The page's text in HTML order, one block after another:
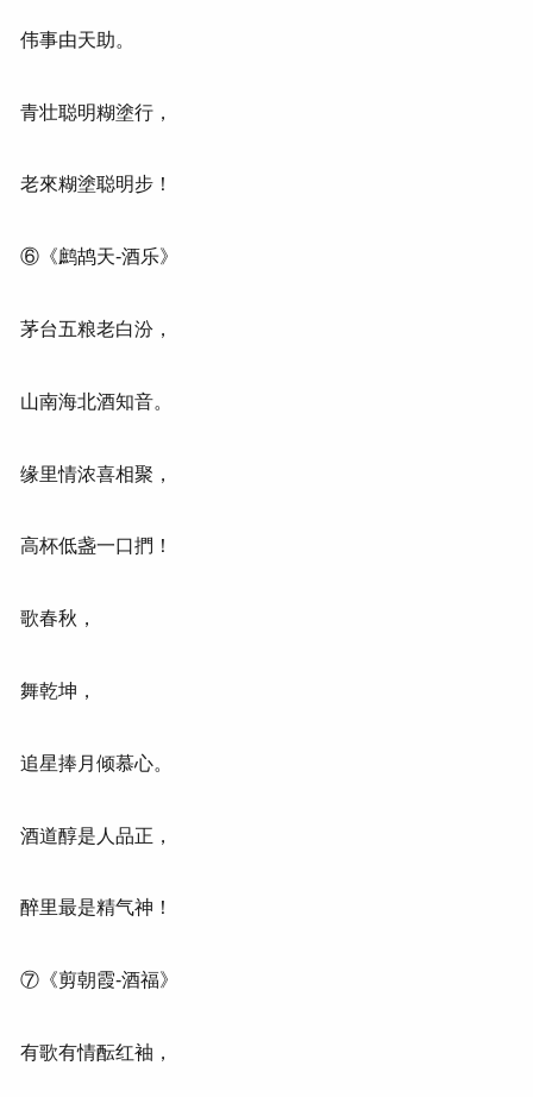
伟事由天助。
青壮聪明糊塗行，
老來糊塗聪明步！
⑥《鹧鸪天-酒乐》
茅台五粮老白汾，
山南海北酒知音。
缘里情浓喜相聚，
高杯低盏一口捫！
歌春秋，
舞乾坤，
追星捧月倾慕心。
酒道醇是人品正，
醉里最是精气神！
⑦《剪朝霞-酒福》
有歌有情酝红袖，